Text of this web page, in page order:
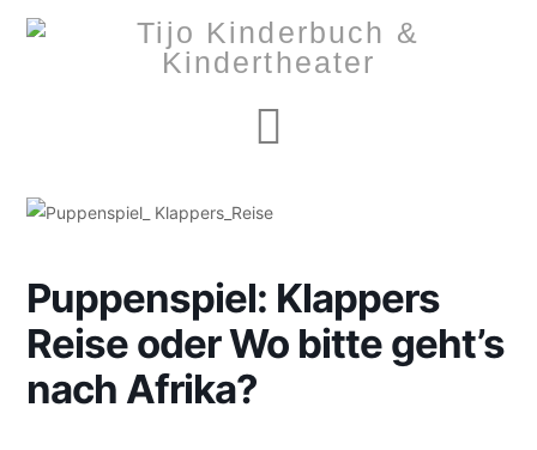
Puppenspiel: Klappers
Reise oder Wo bitte geht’s
nach Afrika?